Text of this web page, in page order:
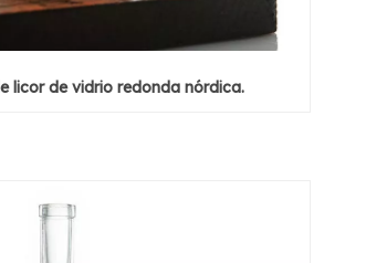
licor de vidrio redonda nórdica.